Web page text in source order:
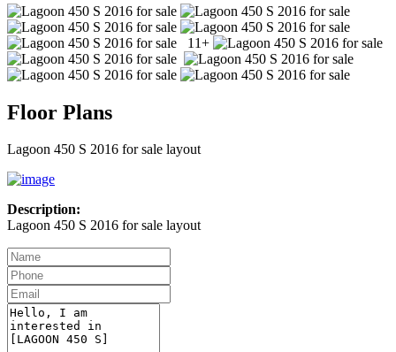
11+
Floor Plans
Lagoon 450 S 2016 for sale layout
Description:
Lagoon 450 S 2016 for sale layout